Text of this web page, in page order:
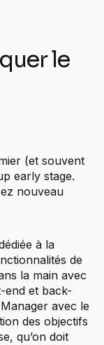
le
(et souvent
early stage.
nouveau
à la
de
la main avec
end et back-
avec le
des objectifs
qu’on doit